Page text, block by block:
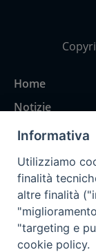
Home
Notizie
Rubriche
Chi siamo
Come
Contatti
Informativa
Utilizziamo
finalità
altre finalità
"targeting e
cookie policy.